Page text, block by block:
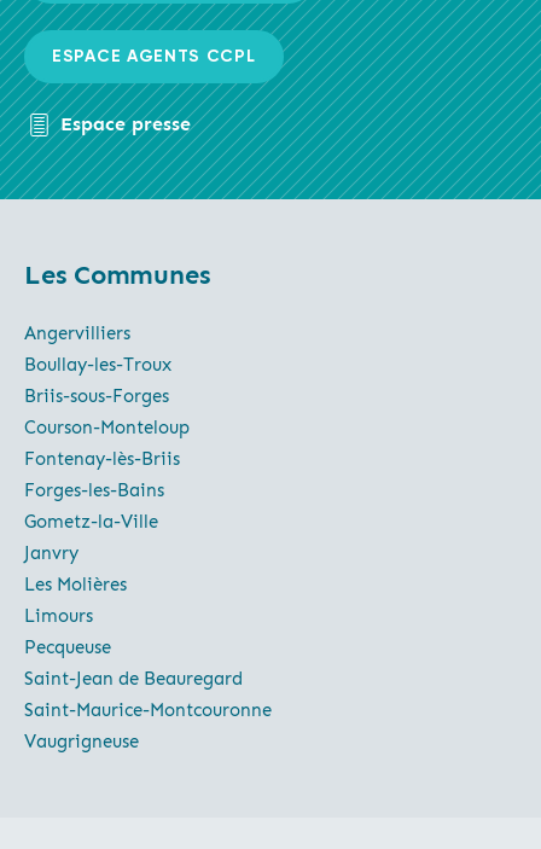
ESPACE AGENTS CCPL
Espace presse
Les Communes
Angervilliers
Boullay-les-Troux
Briis-sous-Forges
Courson-Monteloup
Fontenay-lès-Briis
Forges-les-Bains
Gometz-la-Ville
Janvry
Les Molières
Limours
Pecqueuse
Saint-Jean de Beauregard
Saint-Maurice-Montcouronne
Vaugrigneuse